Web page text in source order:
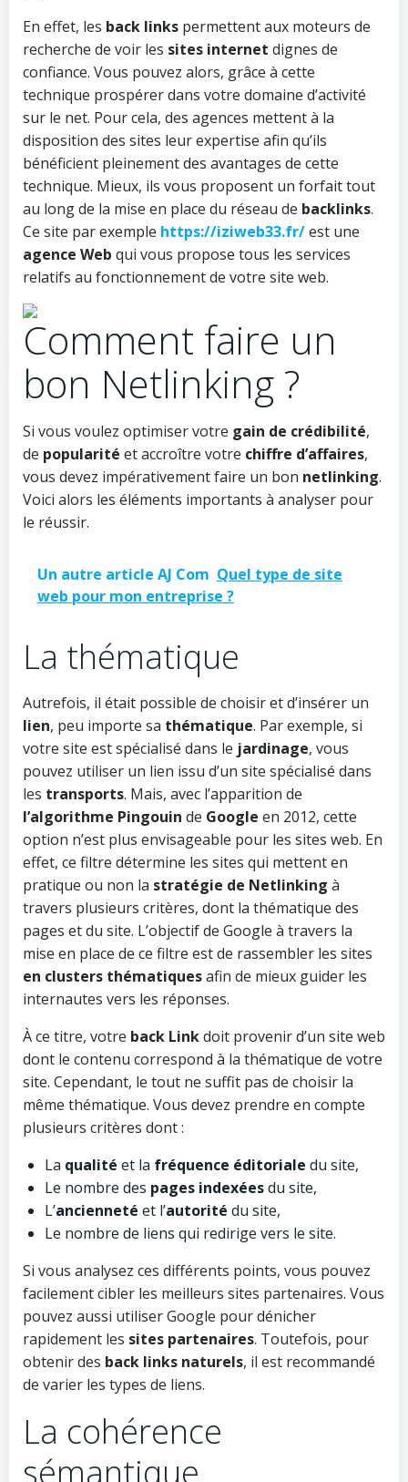
En effet, les back links permettent aux moteurs de
recherche de voir les sites internet dignes de
confiance. Vous pouvez alors, grâce à cette
technique prospérer dans votre domaine d’activité
sur le net. Pour cela, des agences mettent à la
disposition des sites leur expertise afin qu’ils
bénéficient pleinement des avantages de cette
technique. Mieux, ils vous proposent un forfait tout
au long de la mise en place du réseau de backlinks.
Ce site par exemple https://iziweb33.fr/est une
agence Web qui vous propose tous les services
relatifs au fonctionnement de votre site web.
Comment faire un
bon Netlinking ?
Si vous voulez optimiser votre gain de crédibilité,
de popularité et accroître votre chiffre d’affaires,
vous devez impérativement faire un bon netlinking.
Voici alors les éléments importants à analyser pour
le réussir.
Un autre article AJ Com Quel type de site
web pour mon entreprise ?
La thématique
Autrefois, il était possible de choisir et d’insérer un
lien, peu importe sa thématique. Par exemple, si
votre site est spécialisé dans le jardinage, vous
pouvez utiliser un lien issu d’un site spécialisé dans
les transports. Mais, avec l’apparition de
l’algorithme Pingouin de Google en 2012, cette
option n’est plus envisageable pour les sites web. En
effet, ce filtre détermine les sites qui mettent en
pratique ou non la stratégie de Netlinking à
travers plusieurs critères, dont la thématique des
pages et du site. L’objectif de Google à travers la
mise en place de ce filtre est de rassembler les sites
en clusters thématiquesafin de mieux guider les
internautes vers les réponses.
À ce titre, votre back Linkdoit provenir d’un site web
dont le contenu correspond à la thématique de votre
site. Cependant, le tout ne suffit pas de choisir la
même thématique. Vous devez prendre en compte
plusieurs critères dont :
La qualité et la fréquence éditoriale du site,
Le nombre des pages indexéesdu site,
L’ancienneté et l’autorité du site,
Le nombre de liens qui redirige vers le site.
Si vous analysez ces différents points, vous pouvez
facilement cibler les meilleurs sites partenaires. Vous
pouvez aussi utiliser Google pour dénicher
rapidement les sites partenaires. Toutefois, pour
obtenir des back links naturels, il est recommandé
de varier les types de liens.
La cohérence
sémantique